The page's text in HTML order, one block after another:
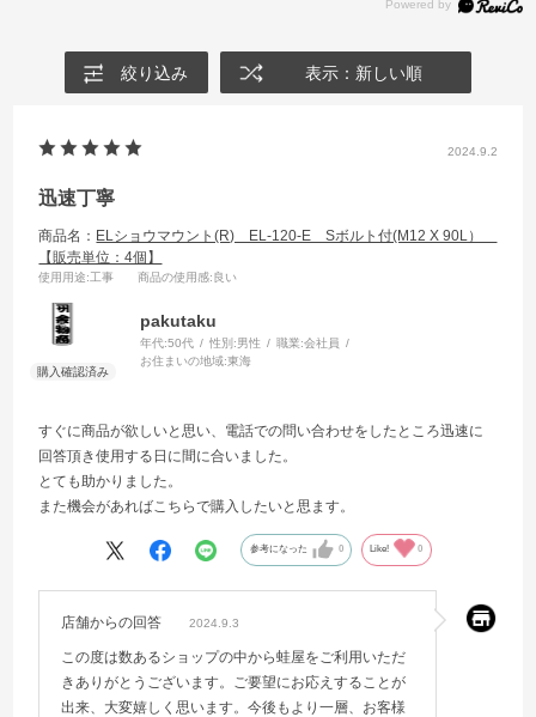
絞り込み 表示：新しい順
2024.9.2
迅速丁寧
商品名： ELショウマウント(R) EL-120-E Sボルト付(M12 X 90L）
【販売単位：4個】
使用用途:工事 商品の使用感:良い
pakutaku
年代:50代 性別:男性 職業:会社員
お住まいの地域:東海
すぐに商品が欲しいと思い、電話での問い合わせをしたところ迅速に
回答頂き使用する日に間に合いました。
とても助かりました。
また機会があればこちらで購入したいと思ます。
参考になった 0 Like! 0
店舗からの回答 2024.9.3
この度は数あるショップの中から蛙屋をご利用いただ
きありがとうございます。ご要望にお応えすることが
出来、大変嬉しく思います。今後もより一層、お客様